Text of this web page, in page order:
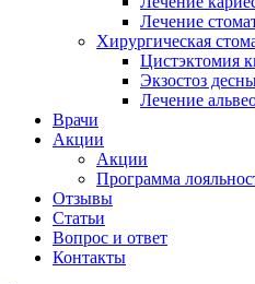
Лечение
Хирургическая
Цистэктомия
Экзостоз
Лечение
Врачи
Акции
Акции
Программа
Отзывы
Статьи
Вопрос и ответ
Контакты